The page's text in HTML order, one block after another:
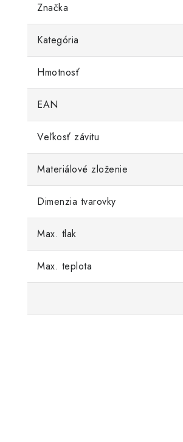
Značka
Kategória
Hmotnosť
EAN
Veľkosť závitu
Materiálové zloženie
Dimenzia tvarovky
Max. tlak
Max. teplota